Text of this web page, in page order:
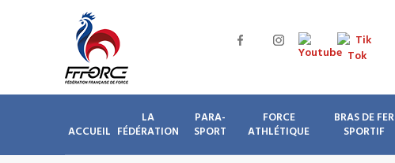
ACCUEIL
LA
FÉDÉRATION
PARA-
SPORT
FORCE
ATHLÉTIQUE
BRAS DE FER
SPORTIF